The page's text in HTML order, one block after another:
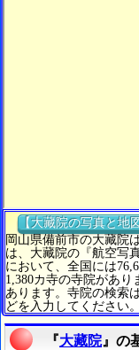
【大藏院の写真と地
岡山県備前市の大藏院
は、大藏院の『航空写
において、全国には
1,380カ寺の寺院があ
あります。寺院の検索
どを入力してください。
『大藏院』の